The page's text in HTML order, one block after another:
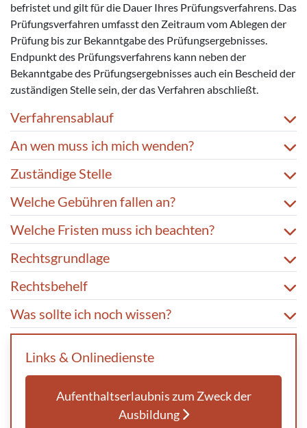
befristet und gilt für die Dauer Ihres Prüfungsverfahrens. Das
Prüfungsverfahren umfasst den Zeitraum vom Ablegen der
Prüfung bis zur Bekanntgabe des Prüfungsergebnisses.
Endpunkt des Prüfungsverfahrens kann neben der
Bekanntgabe des Prüfungsergebnisses auch ein Bescheid der
zuständigen Stelle sein, der das Verfahren abschließt.
Verfahrensablauf
An wen muss ich mich wenden?
Zuständige Stelle
Welche Gebühren fallen an?
Welche Fristen muss ich beachten?
Rechtsgrundlage
Rechtsbehelf
Was sollte ich noch wissen?
Links & Onlinedienste
Aufenthaltserlaubnis zum Zweck der
Ausbildung